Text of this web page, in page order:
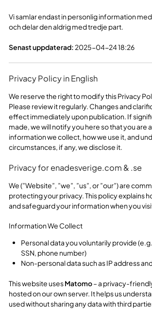
Vi samlar endast in personlig information
och delar den aldrig med tredje part.
Senast uppdaterad: 2025-04-24 18:26
Privacy Policy in English
We reserve the right to modify this Privacy
Please review it regularly. Changes and
effect immediately upon publication. If
made, we will notify you here so that you are
information we collect, how we use it, and
circumstances, if any, we disclose it.
Privacy for enadesverige.com & .se
We (”Website”, ”we”, ”us”, or ”our”) are
protecting your privacy. This policy explains
and safeguard your information when you
Information We Collect
Personal data you voluntarily provide
SSN, phone number)
Non-personal data such as IP address
This website usesMatomo– a privacy-
hosted on our own server. It helps us
used without sharing any data with third